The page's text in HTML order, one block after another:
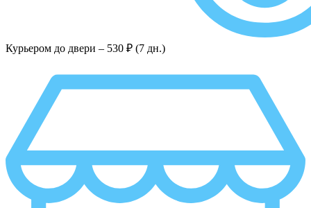
Курьером до двери – 530 ₽ (7 дн.)